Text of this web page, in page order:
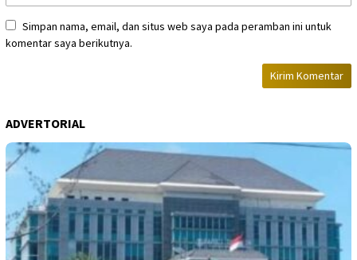
Simpan nama, email, dan situs web saya pada peramban ini untuk
komentar saya berikutnya.
ADVERTORIAL